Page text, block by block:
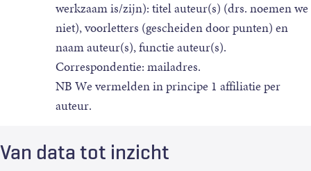
werkzaam is/zijn): titel auteur(s) (drs. noemen we
niet), voorletters (gescheiden door punten) en
naam auteur(s), functie auteur(s).
Correspondentie: mailadres.
NB We vermelden in principe 1 affiliatie per
auteur.
Van data tot inzicht